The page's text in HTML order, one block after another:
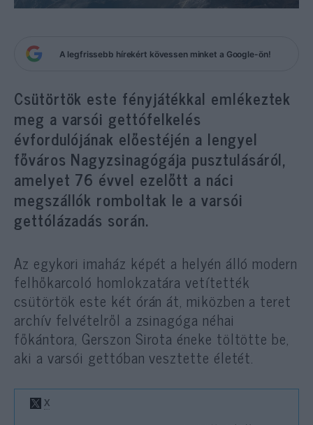
A legfrissebb hírekért kövessen minket a Google-ön!
Csütörtök este fényjátékkal emlékeztek
meg a varsói gettófelkelés
évfordulójának előestéjén a lengyel
főváros Nagyzsinagógája pusztulásáról,
amelyet 76 évvel ezelőtt a náci
megszállók romboltak le a varsói
gettólázadás során.
Az egykori imaház képét a helyén álló modern
felhőkarcoló homlokzatára vetítették
csütörtök este két órán át, miközben a teret
archív felvételről a zsinagóga néhai
főkántora, Gerszon Sirota éneke töltötte be,
aki a varsói gettóban vesztette életét.